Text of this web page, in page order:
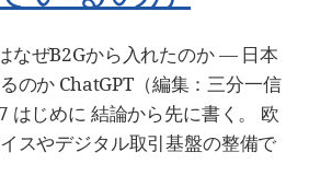
なぜB2Gから入れたのか — 日本
のか ChatGPT（編集：三分一信
はじめに 結論から先に書く。 欧
スやデジタル取引基盤の整備で